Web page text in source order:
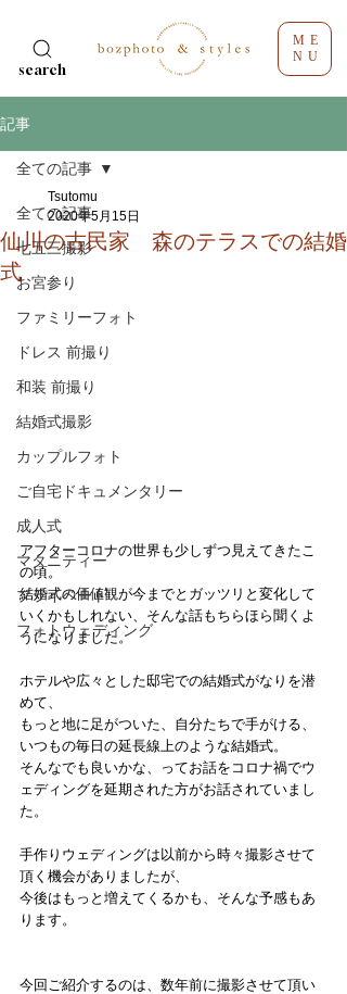
search
ME
NU
記事
全ての記事
七五三撮影
お宮参り
ファミリーフォト
ドレス 前撮り
和装 前撮り
結婚式撮影
カップルフォト
ご自宅ドキュメンタリー
成人式
マタニティー
プライベート
フォトウェディング
全ての記事
仙川の古民家 森のテラスでの結婚
式
Tsutomu
2020年5月15日
アフターコロナの世界も少しずつ見えてきたこ
の頃。
結婚式の価値観が今までとガッツリと変化して
いくかもしれない、そんな話もちらほら聞くよ
うになりました。
ホテルや広々とした邸宅での結婚式がなりを潜
めて、
もっと地に足がついた、自分たちで手がける、
いつもの毎日の延長線上のような結婚式。
そんなでも良いかな、ってお話をコロナ禍でウ
ェディングを延期された方がお話されていまし
た。
手作りウェディングは以前から時々撮影させて
頂く機会がありましたが、
今後はもっと増えてくるかも、そんな予感もあ
ります。
今回ご紹介するのは、数年前に撮影させて頂い